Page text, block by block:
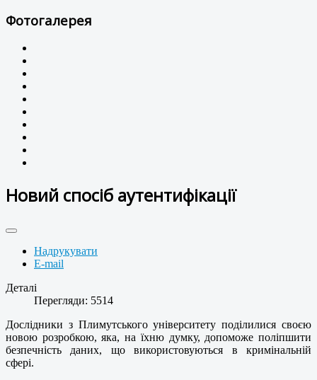
Фотогалерея
Новий спосіб аутентифікації
Надрукувати
E-mail
Деталі
Перегляди: 5514
Дослідники з Плимутського університету поділилися своєю
новою розробкою, яка, на їхню думку, допоможе поліпшити
безпечність даних, що використовуються в кримінальній
сфері.